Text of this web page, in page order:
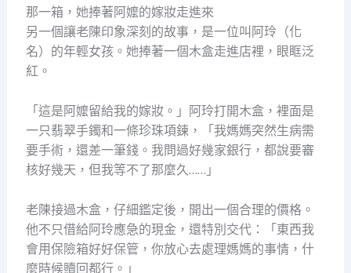
那一箱，她捧著阿嬤的嫁妝走進來
另一個讓老陳印象深刻的故事，是一位叫阿玲（化
名）的年輕女孩。她捧著一個木盒走進店裡，眼眶泛
紅。
「這是阿嬤留給我的嫁妝。」阿玲打開木盒，裡面是
一只翡翠手鐲和一條珍珠項鍊，「我媽媽突然生病需
要手術，還差一筆錢。我問過好幾家銀行，都說要審
核好幾天，但我等不了那麼久……」
老陳接過木盒，仔細鑑定後，開出一個合理的價格。
他不只借給阿玲應急的現金，還特別交代：「東西我
會用保險箱好好保管，你放心去處理媽媽的事情，什
麼時候贖回都行。」